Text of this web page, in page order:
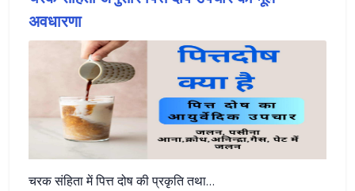
अवधारणा
चरक संहिता में पित्त दोष की प्रकृति तथा…